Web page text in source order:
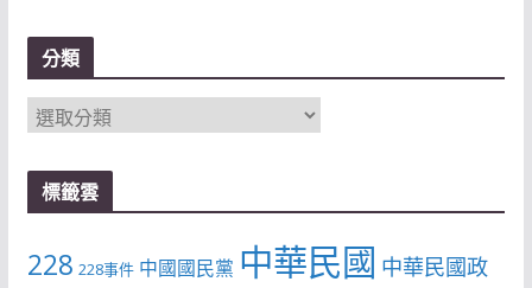
分類
分
類
標籤雲
228 228事件 中國國民黨 中華民國 中華民國政